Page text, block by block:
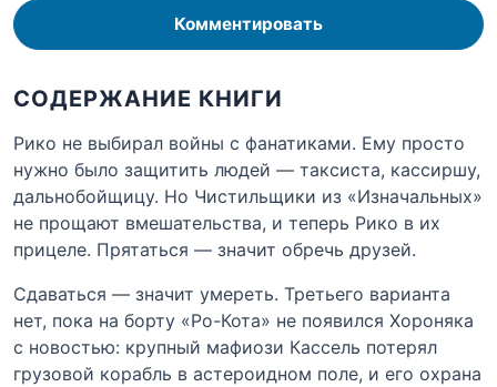
Комментировать
СОДЕРЖАНИЕ КНИГИ
Рико не выбирал войны с фанатиками. Ему просто
нужно было защитить людей — таксиста, кассиршу,
дальнобойщицу. Но Чистильщики из «Изначальных»
не прощают вмешательства, и теперь Рико в их
прицеле. Прятаться — значит обречь друзей.
Сдаваться — значит умереть. Третьего варианта
нет, пока на борту «Ро-Кота» не появился Хороняка
с новостью: крупный мафиози Кассель потерял
грузовой корабль в астероидном поле, и его охрана